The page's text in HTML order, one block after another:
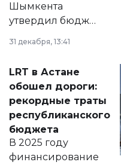
Шымкента
утвердил бюджет
города на 2026–
2028 годы.
документ
появился в базе
нормативных
правовых актов и
на сайте маслихат
города.
31 декабря, 13:41
LRT в Астане
обошел дороги:
рекордные траты
республиканского
бюджета
В 2025 году
финансирование